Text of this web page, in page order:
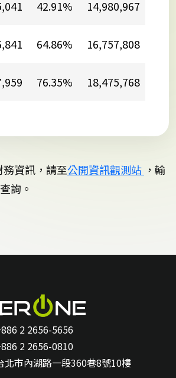
42.91% 14,980,967
64.86% 16,757,808
76.35% 18,475,768
資訊，請至公開資訊觀測站 ，輸
詢。
2 2656-5656
2 2656-0810
北市內湖路一段360巷8號10樓